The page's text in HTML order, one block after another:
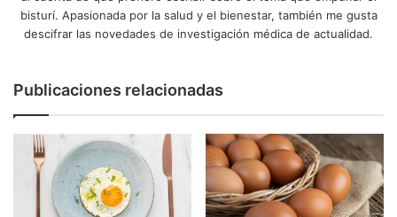
bisturí. Apasionada por la salud y el bienestar, también me gusta
descifrar las novedades de investigación médica de actualidad.
Publicaciones relacionadas